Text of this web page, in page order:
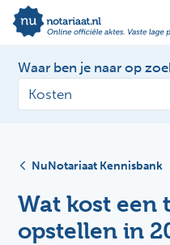
Waar ben je naar op
NuNotariaat Kennisbank
Wat kost een
opstellen in